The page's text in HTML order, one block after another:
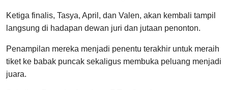
Ketiga finalis, Tasya, April, dan Valen, akan kembali tampil
langsung di hadapan dewan juri dan jutaan penonton.
Penampilan mereka menjadi penentu terakhir untuk meraih
tiket ke babak puncak sekaligus membuka peluang menjadi
juara.